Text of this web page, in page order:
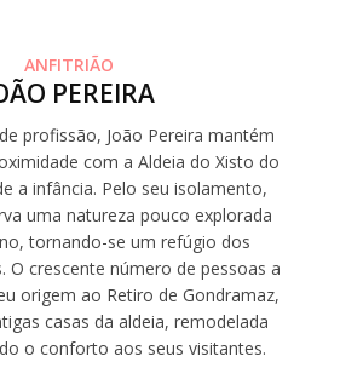
ANFITRIÃO
PEREIRA
profissão, João Pereira mantém
com a Aldeia do Xisto do
a infância. Pelo seu isolamento,
uma natureza pouco explorada
tornando-se um refúgio dos
O crescente número de pessoas a
origem ao Retiro de Gondramaz,
casas da aldeia, remodelada
o conforto aos seus visitantes.